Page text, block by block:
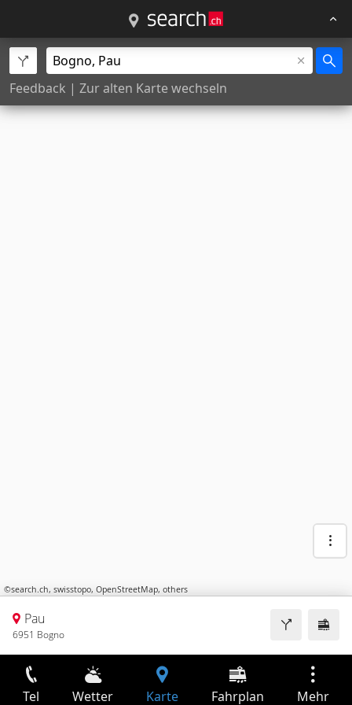
Feedback | Zur alten Karte wechseln
©search.ch, swisstopo, OpenStreetMap, others
Pau
6951 Bogno
Tel Wetter Karte Fahrplan Mehr